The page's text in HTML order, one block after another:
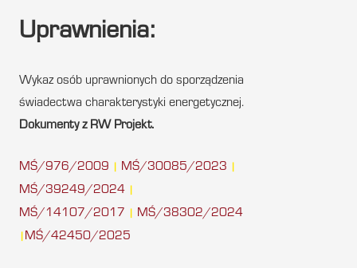
Uprawnienia:
Wykaz osób uprawnionych do sporządzenia
świadectwa charakterystyki energetycznej.
Dokumenty z RW Projekt.
MŚ/976/2009 MŚ/30085/2023
MŚ/39249/2024
MŚ/14107/2017 MŚ/38302/2024
MŚ/42450/2025